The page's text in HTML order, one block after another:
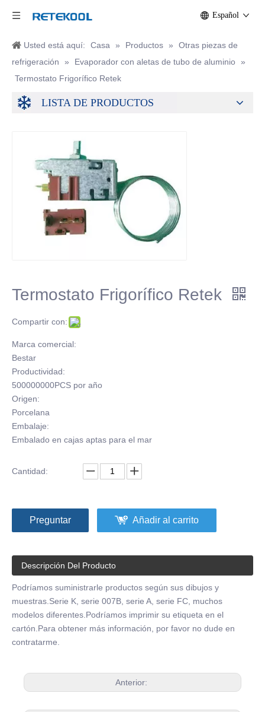
Español
Usted está aquí: Casa » Productos »
Otras piezas de
refrigeración
» Evaporador con aletas de tubo de aluminio »
Termostato Frigorífico Retek
LISTA DE PRODUCTOS
Termostato Frigorífico Retek
Compartir con:
Marca comercial:
Bestar
Productividad:
500000000PCS por año
Origen:
Porcelana
Embalaje:
Embalado en cajas aptas para el mar
Cantidad:
Preguntar Añadir al carrito
Descripción Del Producto
Podríamos suministrarle productos según sus dibujos y
muestras.Serie K, serie 007B, serie A, serie FC, muchos
modelos diferentes.Podríamos imprimir su etiqueta en el
cartón.Para obtener más información, por favor no dude en
contratarme.
Anterior: